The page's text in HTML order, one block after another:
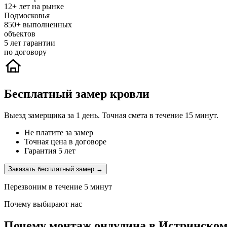
12+ лет на рынке
Подмосковья
850+ выполненных
объектов
5 лет гарантии
по договору
Бесплатный замер кровли
Выезд замерщика за 1 день. Точная смета в течение 15 минут.
Не платите за замер
Точная цена в договоре
Гарантия 5 лет
Заказать бесплатный замер →
Перезвоним в течение 5 минут
Почему выбирают нас